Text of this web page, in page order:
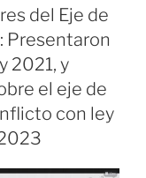
del Eje de
Presentaron
2021, y
el eje de
con ley